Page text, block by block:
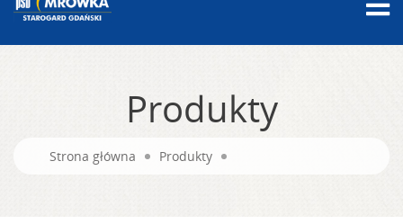
Produkty
Strona główna Produkty